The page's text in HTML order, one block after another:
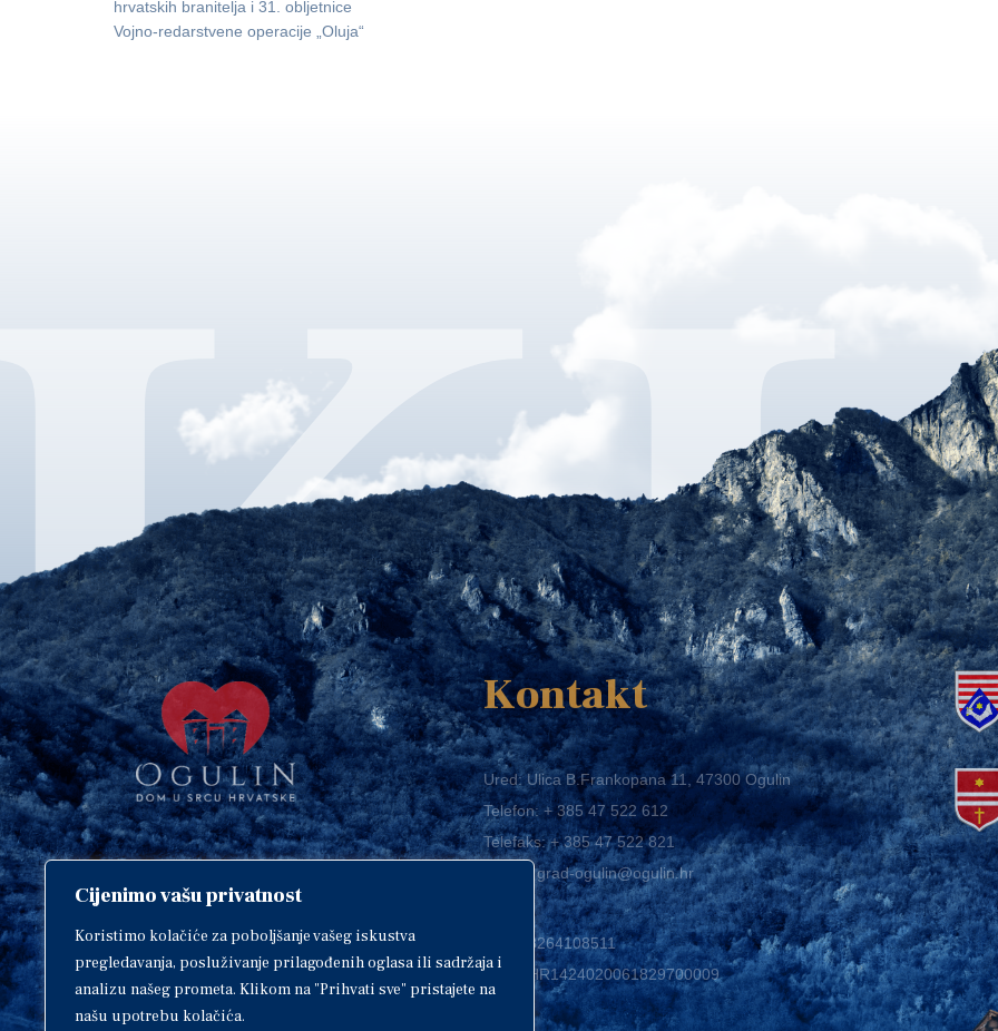
Cijenimo vašu privatnost
Koristimo kolačiće za poboljšanje vašeg iskustva
pregledavanja, posluživanje prilagođenih oglasa ili sadržaja i
analizu našeg prometa. Klikom na "Prihvati sve" pristajete na
našu upotrebu kolačića.
hrvatskih branitelja i 31. obljetnice
Vojno-redarstvene operacije „Oluja“
Copyright © 2018. Grad Ogulin,
sva prava pridržana.
Design byEA93
Kontakt
Ured: Ulica B.Frankopana 11, 47300 Ogulin
Telefon:+ 385 47 522 612
Telefaks:+ 385 47 522 821
E-mail:grad-ogulin@ogulin.hr
OIB: 58264108511
IBAN: HR1424020061829700009